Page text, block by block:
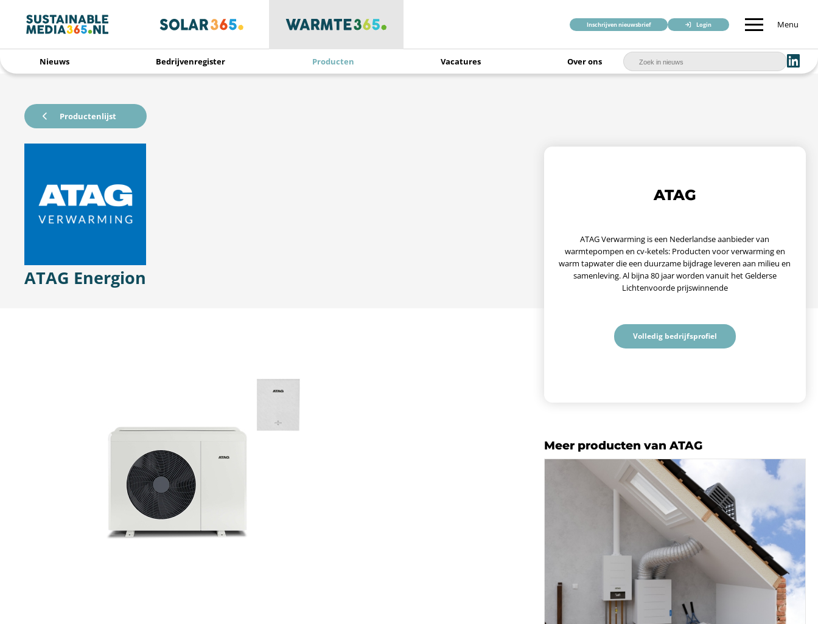
Inschrijven nieuwsbrief Login Menu
Nieuws Bedrijvenregister Producten Vacatures Over ons
ATAG
ATAG Verwarming is een Nederlandse aanbieder van
warmtepompen en cv-ketels: Producten voor verwarming en
warm tapwater die een duurzame bijdrage leveren aan milieu en
samenleving. Al bijna 80 jaar worden vanuit het Gelderse
Lichtenvoorde prijswinnende
Volledig bedrijfsprofiel
Meer producten van ATAG
Productenlijst
ATAG Energion